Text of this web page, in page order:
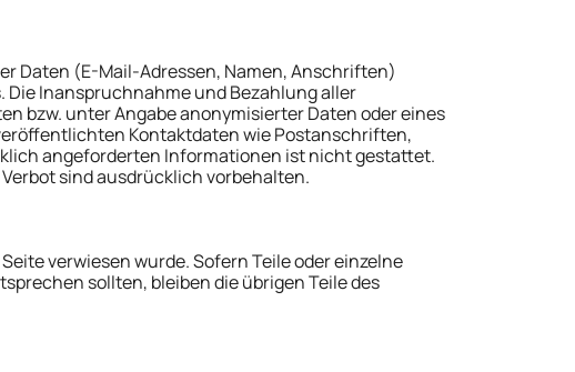
Daten (E-Mail-Adressen, Namen, Anschriften)
Die Inanspruchnahme und Bezahlung aller
bzw. unter Angabe anonymisierter Daten oder eines
Kontaktdaten wie Postanschriften,
angeforderten Informationen ist nicht gestattet.
sind ausdrücklich vorbehalten.
verwiesen wurde. Sofern Teile oder einzelne
sollten, bleiben die übrigen Teile des